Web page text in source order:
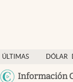
ÚLTIMAS
NOTICIAS
DÓLAR
Información
Dólar
Members